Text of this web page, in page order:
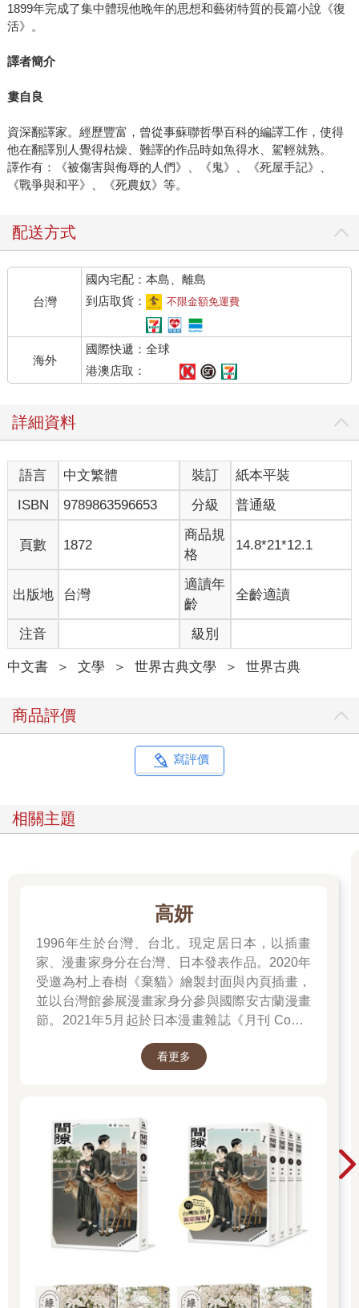
1899年完成了集中體現他晚年的思想和藝術特質的長篇小說《復
活》。
譯者簡介
婁自良
資深翻譯家。經歷豐富，曾從事蘇聯哲學百科的編譯工作，使得
他在翻譯別人覺得枯燥、難譯的作品時如魚得水、駕輕就熟。
譯作有：《被傷害與侮辱的人們》、《鬼》、《死屋手記》、
《戰爭與和平》、《死農奴》等。
配送方式
台灣
國內宅配：本島、離島
到店取貨：
不限金額免運費
海外
國際快遞：全球
港澳店取：
詳細資料
語言 中文繁體 裝訂
紙本平裝
ISBN
9789863596653 分級 普通級
頁數 1872
商品規
格
14.8*21*12.1
出版地 台灣
適讀年
齡
全齡適讀
注音 級別
中文書 ＞ 文學 ＞ 世界古典文學 ＞ 世界古典
商品評價
寫評價
相關主題
高妍
1996年生於台灣、台北。現定居日本，以插畫
家、漫畫家身分在台灣、日本發表作品。2020年
受邀為村上春樹《棄貓》繪製封面與內頁插畫，
並以台灣館參展漫畫家身分參與國際安古蘭漫畫
節。2021年5月起於日本漫畫雜誌《月刊 Comic
Beam》初次連載作品《綠之歌-收集群風-》，並
於2022年5月於台日同步發行單行本，爾後獲得
等肯定。2023年4月起再度於《月刊 Comic
Beam》連載新作《間隙》。
看更多